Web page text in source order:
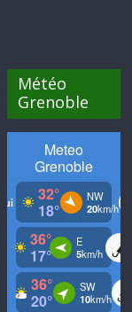
Météo
Grenoble